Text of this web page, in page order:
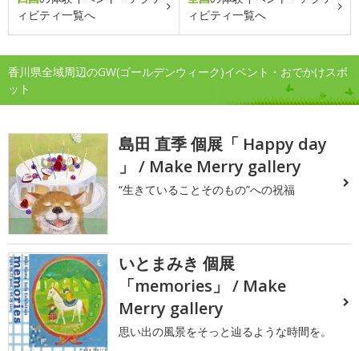
ィビティ一覧へ
ィビティ一覧へ
香川県全域周辺のGW(ゴールデンウィーク)イベント・おでかけスポ
ット
島田 直季 個展「 Happy day
」 / Make Merry gallery
“生きていることそのもの”への祝福
いとまみき 個展
「memories」 / Make
Merry gallery
思い出の風景をそっと辿るような時間を。